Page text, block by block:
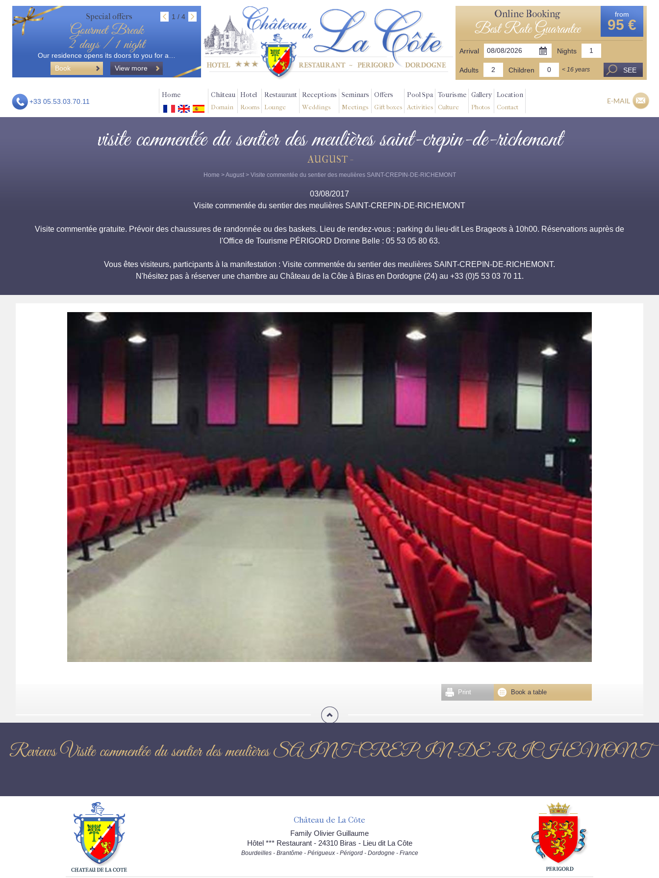
Special offers 1 / 4
Gourmet Break
2 days / 1 night
Our residence opens its doors to you for a…
Book
View more
Online Booking
Best Rate Guarantee
from
95 €
Arrival Nights
Adults Children < 16 years SEE
+33 05.53.03.70.11
Home Château
Domain
Hotel
Rooms
Restaurant
Lounge
Receptions
Weddings
Seminars
Meetings
Offers
Gift boxes
Pool Spa
Activities
Tourisme
Culture
Gallery
Photos
Location
Contact
E-MAIL
visite commentée du sentier des meulières saint-crepin-de-richemont
AUGUST -
Home >August> Visite commentée du sentier des meulières SAINT-CREPIN-DE-RICHEMONT
03/08/2017
Visite commentée du sentier des meulières SAINT-CREPIN-DE-RICHEMONT
Visite commentée gratuite. Prévoir des chaussures de randonnée ou des baskets. Lieu de rendez-vous : parking du lieu-dit Les Brageots à 10h00. Réservations auprès de
l'Office de Tourisme PÉRIGORD Dronne Belle : 05 53 05 80 63.
Vous êtes visiteurs, participants à la manifestation : Visite commentée du sentier des meulières SAINT-CREPIN-DE-RICHEMONT.
N'hésitez pas à réserver une chambre au Château de la Côte à Biras en Dordogne (24) au +33 (0)5 53 03 70 11.
Book a table
Print
Reviews Visite commentée du sentier des meulières SAINT-CREPIN-DE-RICHEMONT
Château de La Côte
Family Olivier Guillaume
Hôtel *** Restaurant - 24310 Biras - Lieu dit La Côte
Bourdeilles - Brantôme - Périgueux - Périgord - Dordogne - France